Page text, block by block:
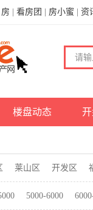
看房团 房小蜜 资
楼盘动态
莱山区 开发区
5000-6000